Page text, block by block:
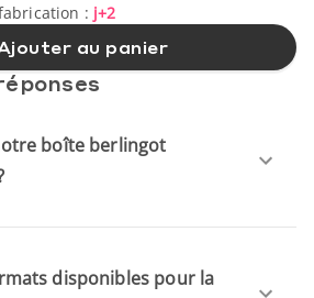
: j+2
au panier
boîte berlingot
disponibles pour la